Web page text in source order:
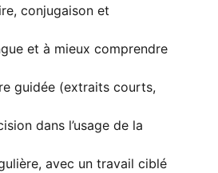
conjugaison et
et à mieux comprendre
guidée (extraits courts,
dans l’usage de la
avec un travail ciblé